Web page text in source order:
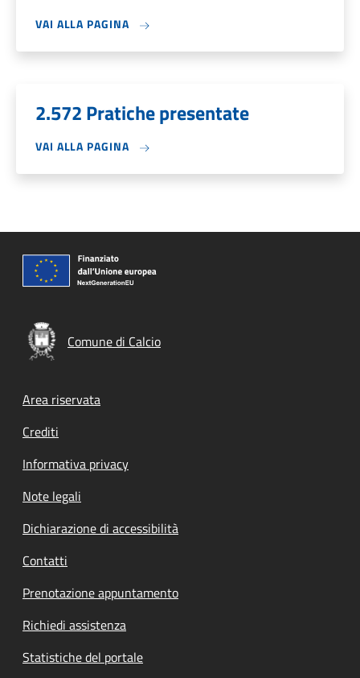
VAI ALLA PAGINA
2.572 Pratiche presentate
VAI ALLA PAGINA
Comune di Calcio
Footer menu
Area riservata
Crediti
Informativa privacy
Note legali
Dichiarazione di accessibilità
Contatti
Prenotazione appuntamento
Richiedi assistenza
Statistiche del portale